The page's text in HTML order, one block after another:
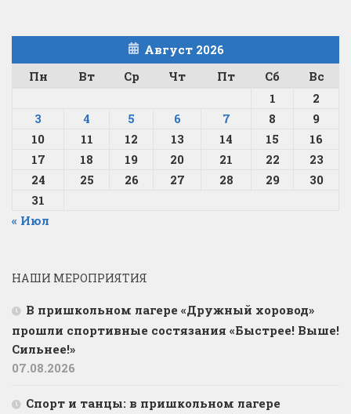
Август 2026
Пн
Вт Ср Чт Пт Сб
Вс
1
2
3
4 5 6 7 8
9
10
11 12 13 14 15
16
17
18 19 20 21 22
23
24
25 26 27 28 29
30
31
« Июл
НАШИ МЕРОПРИЯТИЯ
В пришкольном лагере «Дружный хоровод»
прошли спортивные состязания «Быстрее! Выше!
Сильнее!»
07.08.2026
Спорт и танцы: в пришкольном лагере